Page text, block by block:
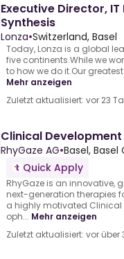
Executive Director,
Synthesis
Lonza•Switzerland, Basel
Today, Lonza is a global
five continents.While we
to how we do it.Our
Mehr anzeigen
Zuletzt aktualisiert: vor 23
Clinical
RhyGaze AG•Basel,
Quick Apply
RhyGaze is an innovative,
next-generation therapies
a highly motivated Clinical
oph... Mehr anzeigen
Zuletzt aktualisiert: vor über